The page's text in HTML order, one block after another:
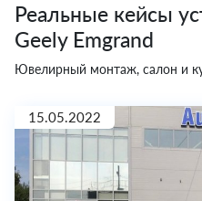
Реальные кейсы
Geely Emgrand
Ювелирный монтаж, салон и
15.05.2022